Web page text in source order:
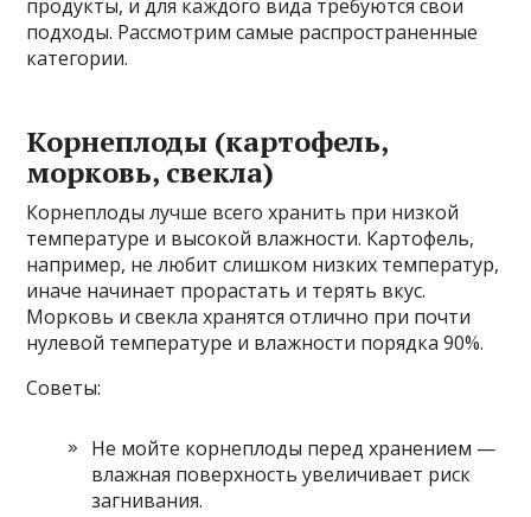
продукты, и для каждого вида требуются свои
подходы. Рассмотрим самые распространенные
категории.
Корнеплоды (картофель,
морковь, свекла)
Корнеплоды лучше всего хранить при низкой
температуре и высокой влажности. Картофель,
например, не любит слишком низких температур,
иначе начинает прорастать и терять вкус.
Морковь и свекла хранятся отлично при почти
нулевой температуре и влажности порядка 90%.
Советы:
Не мойте корнеплоды перед хранением —
влажная поверхность увеличивает риск
загнивания.